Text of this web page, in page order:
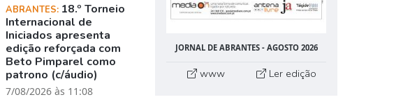
ABRANTES: 18.º Torneio
Internacional de
Iniciados apresenta
edição reforçada com
Beto Pimparel como
patrono (c/áudio)
7/08/2026 às 11:08
JORNAL DE ABRANTES - AGOSTO 2026
www Ler edição